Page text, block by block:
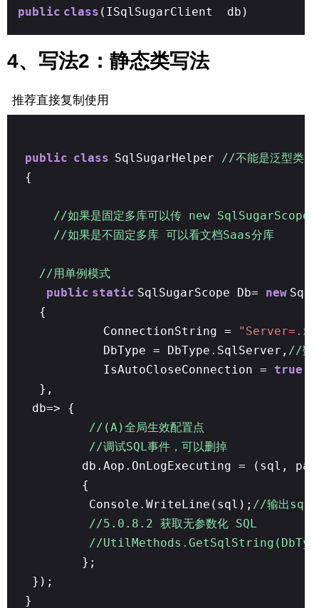
public class (ISqlSugarClient db)
4、写法2：静态类写法
推荐直接复制使用
public class SqlSugarHelper //不能是泛型类
{
//如果是固定多库可以传 new
//如果是不固定多库 可以看文档Saas分库
//用单例模式
public static SqlSugarScope Db= new
{
ConnectionString =
DbType = DbType.SqlServer, //数
IsAutoCloseConnection = true
},
db=> {
//(A)全局生效配置点
//调试SQL事件，可以删掉
db.Aop.OnLogExecuting = (sql,
{
Console.WriteLine(sql); //输出sql,
//5.0.8.2 获取无参数化 SQL
//
};
});
}